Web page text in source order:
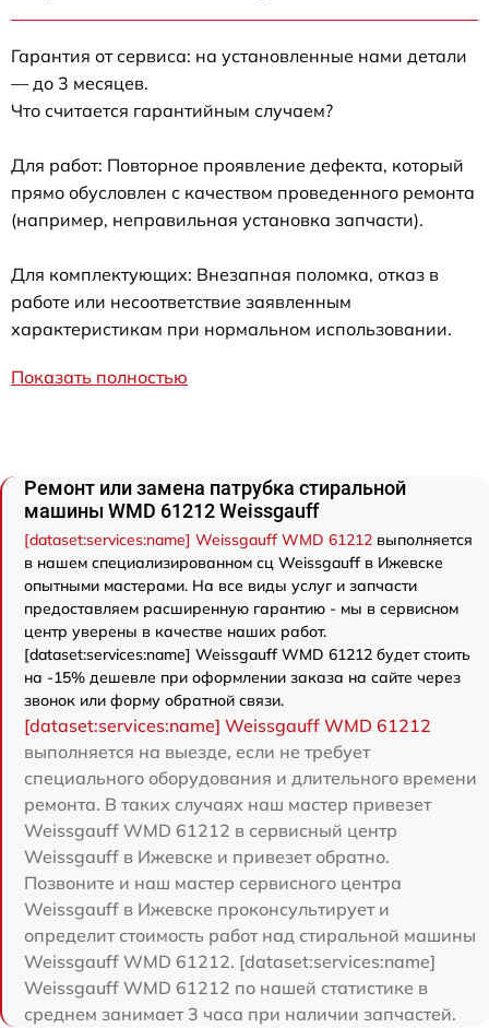
Гарантия от сервиса: на установленные нами детали
— до 3 месяцев.
Что считается гарантийным случаем?
Для работ: Повторное проявление дефекта, который
прямо обусловлен с качеством проведенного ремонта
(например, неправильная установка запчасти).
Для комплектующих: Внезапная поломка, отказ в
работе или несоответствие заявленным
характеристикам при нормальном использовании.
Показать полностью
Ремонт или замена патрубка стиральной
машины WMD 61212 Weissgauff
[dataset:services:name] Weissgauff WMD 61212 выполняется
в нашем специализированном сц Weissgauff в Ижевске
опытными мастерами. На все виды услуг и запчасти
предоставляем расширенную гарантию - мы в сервисном
центр уверены в качестве наших работ.
[dataset:services:name] Weissgauff WMD 61212 будет стоить
на -15% дешевле при оформлении заказа на сайте через
звонок или форму обратной связи.
[dataset:services:name] Weissgauff WMD 61212
выполняется на выезде, если не требует
специального оборудования и длительного времени
ремонта. В таких случаях наш мастер привезет
Weissgauff WMD 61212 в сервисный центр
Weissgauff в Ижевске и привезет обратно.
Позвоните и наш мастер сервисного центра
Weissgauff в Ижевске проконсультирует и
определит стоимость работ над стиральной машины
Weissgauff WMD 61212. [dataset:services:name]
Weissgauff WMD 61212 по нашей статистике в
среднем занимает 3 часа при наличии запчастей.